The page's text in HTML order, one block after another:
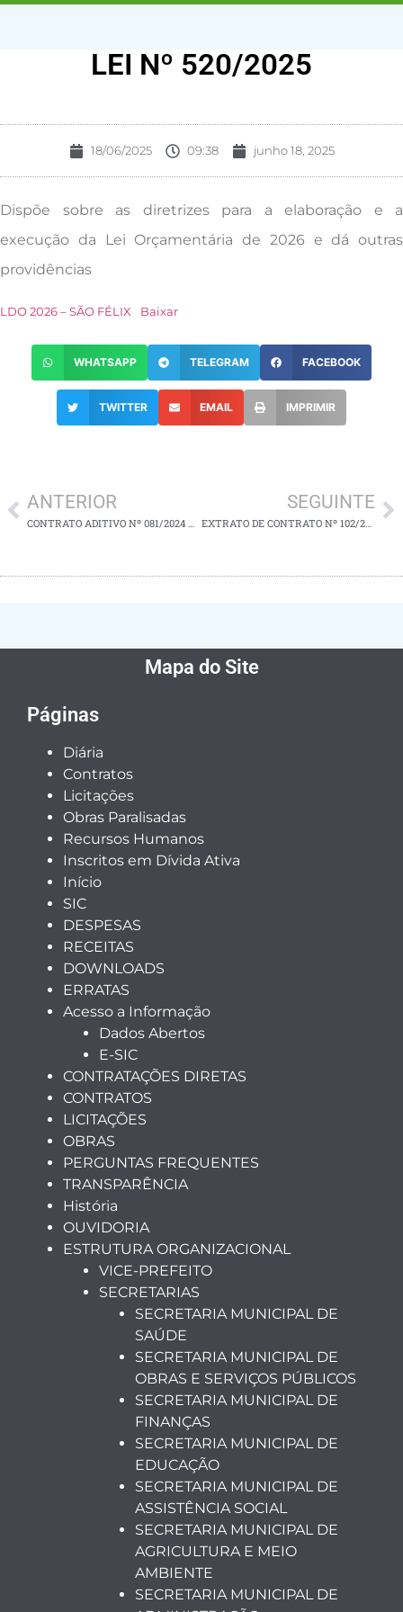
LEI Nº 520/2025
18/06/2025 09:38 junho 18, 2025
Dispõe sobre as diretrizes para a elaboração e a
execução da Lei Orçamentária de 2026 e dá outras
providências
LDO 2026 – SÃO FÉLIX Baixar
WHATSAPP TELEGRAM FACEBOOK
TWITTER EMAIL IMPRIMIR
ANTERIOR
CONTRATO ADITIVO Nº 081/2024 – 2º TERMO
SEGUINTE
EXTRATO DE CONTRATO Nº 102/2025
Mapa do Site
Páginas
Diária
Contratos
Licitações
Obras Paralisadas
Recursos Humanos
Inscritos em Dívida Ativa
Início
SIC
DESPESAS
RECEITAS
DOWNLOADS
ERRATAS
Acesso a Informação
Dados Abertos
E-SIC
CONTRATAÇÕES DIRETAS
CONTRATOS
LICITAÇÕES
OBRAS
PERGUNTAS FREQUENTES
TRANSPARÊNCIA
História
OUVIDORIA
ESTRUTURA ORGANIZACIONAL
VICE-PREFEITO
SECRETARIAS
SECRETARIA MUNICIPAL DE
SAÚDE
SECRETARIA MUNICIPAL DE
OBRAS E SERVIÇOS PÚBLICOS
SECRETARIA MUNICIPAL DE
FINANÇAS
SECRETARIA MUNICIPAL DE
EDUCAÇÃO
SECRETARIA MUNICIPAL DE
ASSISTÊNCIA SOCIAL
SECRETARIA MUNICIPAL DE
AGRICULTURA E MEIO
AMBIENTE
SECRETARIA MUNICIPAL DE